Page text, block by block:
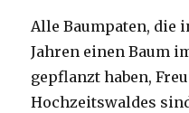
Alle Baumpaten, die
Jahren einen Baum
gepflanzt haben,
Hochzeitswaldes